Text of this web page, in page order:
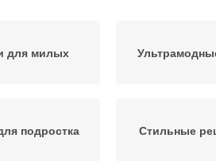
для милых
подростка Стильные